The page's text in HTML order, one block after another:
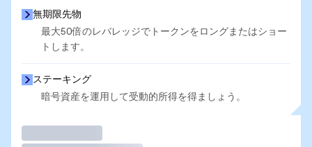
無期限先物
最大50倍のレバレッジでトークンをロングまたはショー
トします。
ステーキング
暗号資産を運用して受動的所得を得ましょう。